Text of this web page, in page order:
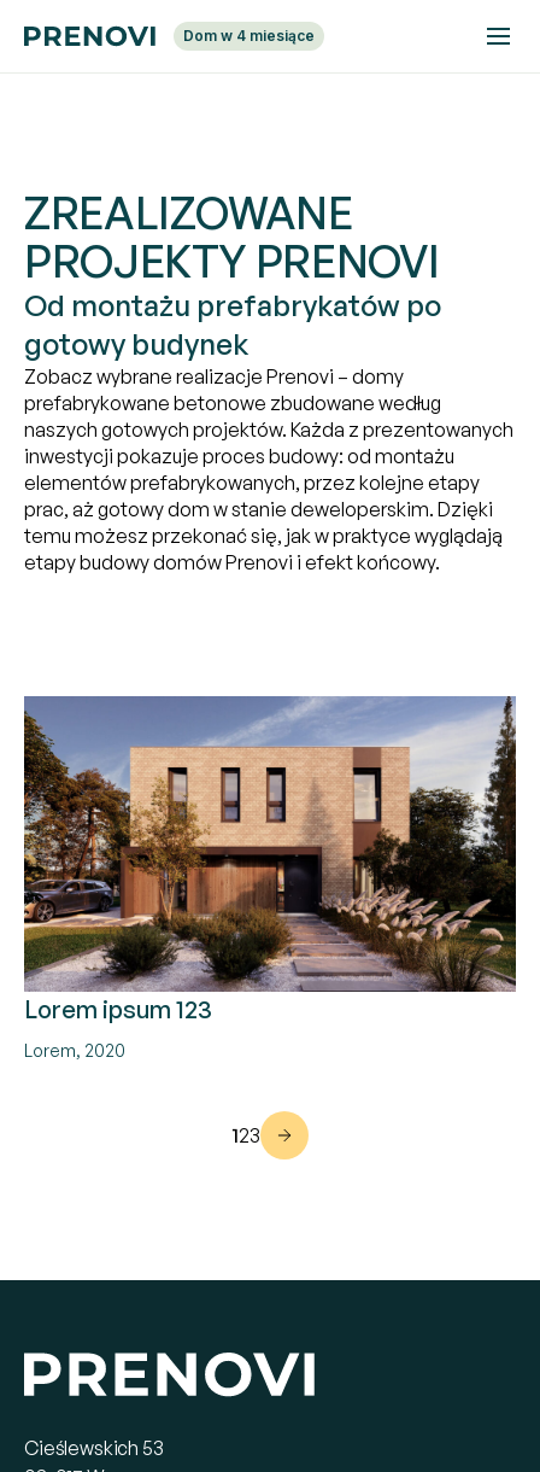
Dom w 4 miesiące
ZREALIZOWANE
PROJEKTY PRENOVI
Od montażu prefabrykatów po
gotowy budynek
Zobacz wybrane realizacje Prenovi – domy
prefabrykowane betonowe zbudowane według
naszych gotowych projektów. Każda z prezentowanych
inwestycji pokazuje proces budowy: od montażu
elementów prefabrykowanych, przez kolejne etapy
prac, aż gotowy dom w stanie deweloperskim. Dzięki
temu możesz przekonać się, jak w praktyce wyglądają
etapy budowy domów Prenovi i efekt końcowy.
Lorem ipsum 123
Lorem, 2020
123
Cieślewskich 53